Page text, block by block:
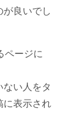
が良いでし
ページに
ない人をタ
に表示され